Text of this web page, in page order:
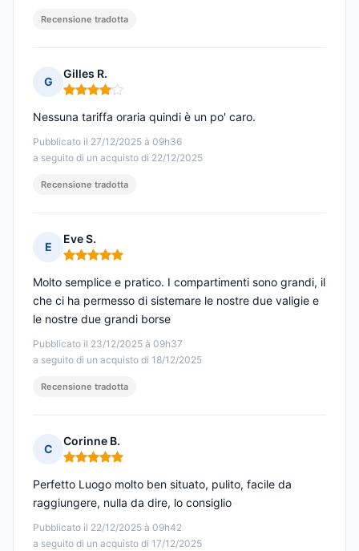
Recensione tradotta
G
Gilles R.
Nota: 4 su 5
Pubblicato il 27/12/2025 à 09h36
a seguito di un acquisto di 22/12/2025
Nessuna tariffa oraria quindi è un po' caro.
Recensione tradotta
E
Eve S.
Nota: 5 su 5
Pubblicato il 23/12/2025 à 09h37
a seguito di un acquisto di 18/12/2025
Molto semplice e pratico. I compartimenti sono grandi, il
che ci ha permesso di sistemare le nostre due valigie e
le nostre due grandi borse
Recensione tradotta
C
Corinne B.
Nota: 5 su 5
Pubblicato il 22/12/2025 à 09h42
a seguito di un acquisto di 17/12/2025
Perfetto Luogo molto ben situato, pulito, facile da
raggiungere, nulla da dire, lo consiglio